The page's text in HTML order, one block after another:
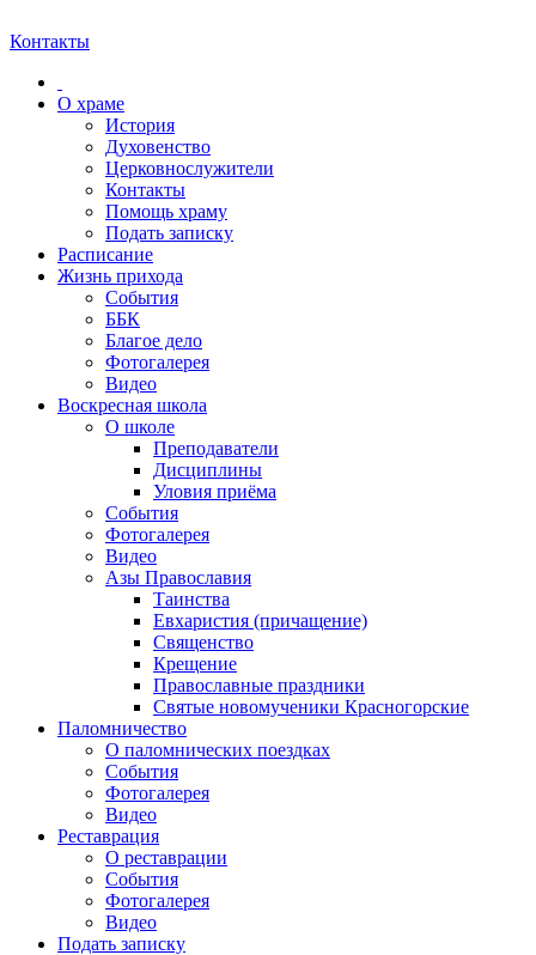
Контакты
О храме
История
Духовенство
Церковнослужители
Контакты
Помощь храму
Подать записку
Расписание
Жизнь прихода
События
ББК
Благое дело
Фотогалерея
Видео
Воскресная школа
О школе
Преподаватели
Дисциплины
Уловия приёма
События
Фотогалерея
Видео
Азы Православия
Таинства
Евхаристия (причащение)
Священство
Крещение
Православные праздники
Святые новомученики Красногорские
Паломничество
О паломнических поездках
События
Фотогалерея
Видео
Реставрация
О реставрации
События
Фотогалерея
Видео
Подать записку